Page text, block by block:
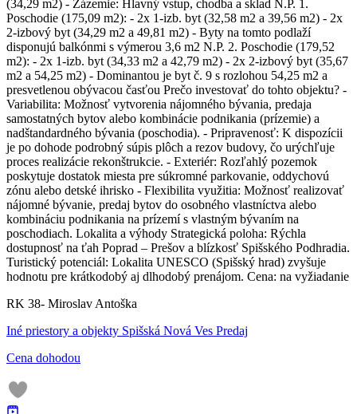
(34,29 m2) - Zázemie: Hlavný vstup, chodba a sklad N.P. 1.
Poschodie (175,09 m2): - 2x 1-izb. byt (32,58 m2 a 39,56 m2) - 2x
2-izbový byt (34,29 m2 a 49,81 m2) - Byty na tomto podlaží
disponujú balkónmi s výmerou 3,6 m2 N.P. 2. Poschodie (179,52
m2): - 2x 1-izb. byt (34,33 m2 a 42,79 m2) - 2x 2-izbový byt (35,67
m2 a 54,25 m2) - Dominantou je byt č. 9 s rozlohou 54,25 m2 a
presvetlenou obývacou časťou Prečo investovať do tohto objektu? -
Variabilita: Možnosť vytvorenia nájomného bývania, predaja
samostatných bytov alebo kombinácie podnikania (prízemie) a
nadštandardného bývania (poschodia). - Pripravenosť: K dispozícii
je po dohode podrobný súpis plôch a rezov budovy, čo urýchľuje
proces realizácie rekonštrukcie. - Exteriér: Rozľahlý pozemok
poskytuje dostatok miesta pre súkromné parkovanie, oddychovú
zónu alebo detské ihrisko - Flexibilita využitia: Možnosť realizovať
nájomné bývanie, predaj bytov do osobného vlastníctva alebo
kombináciu podnikania na prízemí s vlastným bývaním na
poschodiach. Lokalita a výhody Strategická poloha: Rýchla
dostupnosť na ťah Poprad – Prešov a blízkosť Spišského Podhradia.
Turistický potenciál: Lokalita UNESCO (Spišský hrad) zvyšuje
hodnotu pre krátkodobý aj dlhodobý prenájom. Cena: na vyžiadanie
RK 38- Miroslav Antoška
Iné priestory a objekty Spišská Nová Ves Predaj
Cena dohodou